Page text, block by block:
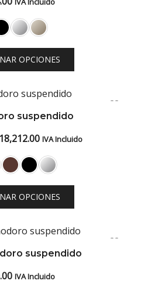
OPCIONES
suspendido
Rango
de
precios:
desde
$11,020.00
$18,212.00
IVA Incluido
OPCIONES
suspendido
IVA Incluido